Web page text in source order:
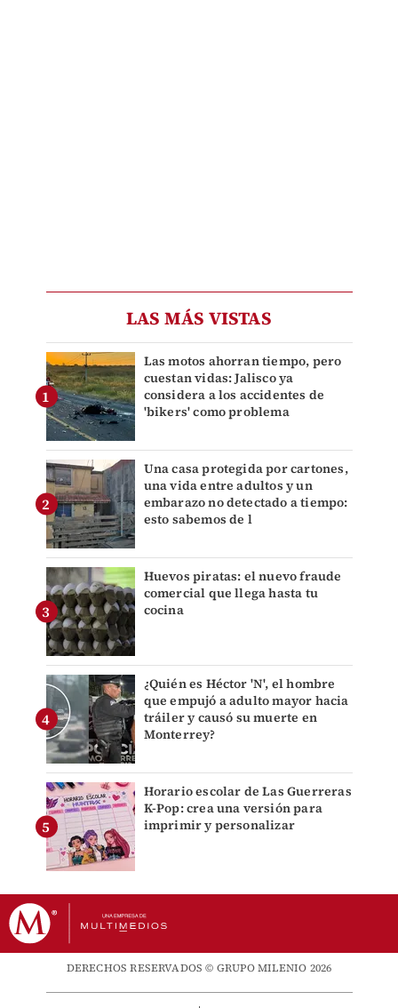
LAS MÁS VISTAS
Las motos ahorran tiempo, pero
cuestan vidas: Jalisco ya
considera a los accidentes de
'bikers' como problema
Una casa protegida por cartones,
una vida entre adultos y un
embarazo no detectado a tiempo:
esto sabemos de l
Huevos piratas: el nuevo fraude
comercial que llega hasta tu
cocina
¿Quién es Héctor 'N', el hombre
que empujó a adulto mayor hacia
tráiler y causó su muerte en
Monterrey?
Horario escolar de Las Guerreras
K-Pop: crea una versión para
imprimir y personalizar
DERECHOS RESERVADOS © GRUPO MILENIO 2026